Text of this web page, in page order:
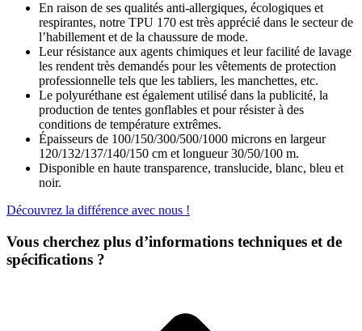
En raison de ses qualités anti-allergiques, écologiques et
respirantes, notre TPU 170 est très apprécié dans le secteur de
l’habillement et de la chaussure de mode.
Leur résistance aux agents chimiques et leur facilité de lavage
les rendent très demandés pour les vêtements de protection
professionnelle tels que les tabliers, les manchettes, etc.
Le polyuréthane est également utilisé dans la publicité, la
production de tentes gonflables et pour résister à des
conditions de température extrêmes.
Épaisseurs de 100/150/300/500/1000 microns en largeur
120/132/137/140/150 cm et longueur 30/50/100 m.
Disponible en haute transparence, translucide, blanc, bleu et
noir.
Découvrez la différence avec nous !
Vous cherchez plus d’informations techniques et de
spécifications ?